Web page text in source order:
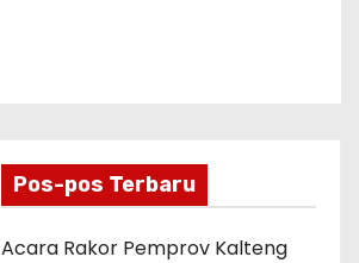
Pos-pos Terbaru
Acara Rakor Pemprov Kalteng